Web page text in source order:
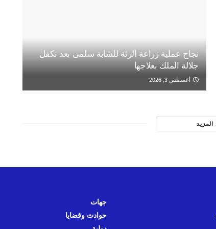
نجاح عملية زراعة الرئة للشابة سلمى بعد تكفل
جلالة الملك بعلاجها
أغسطس 3, 2026
المزيد
جهات
حوادث وقضايا